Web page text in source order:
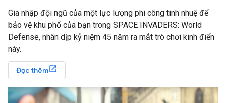
Gia nhập đội ngũ của một lực lượng phi công tinh nhuệ để
bảo vệ khu phố của bạn trong SPACE INVADERS: World
Defense, nhân dịp kỷ niệm 45 năm ra mắt trò chơi kinh điển
này.
Đọc thêm